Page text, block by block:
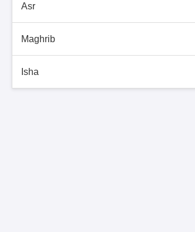
Asr
Maghrib
Isha